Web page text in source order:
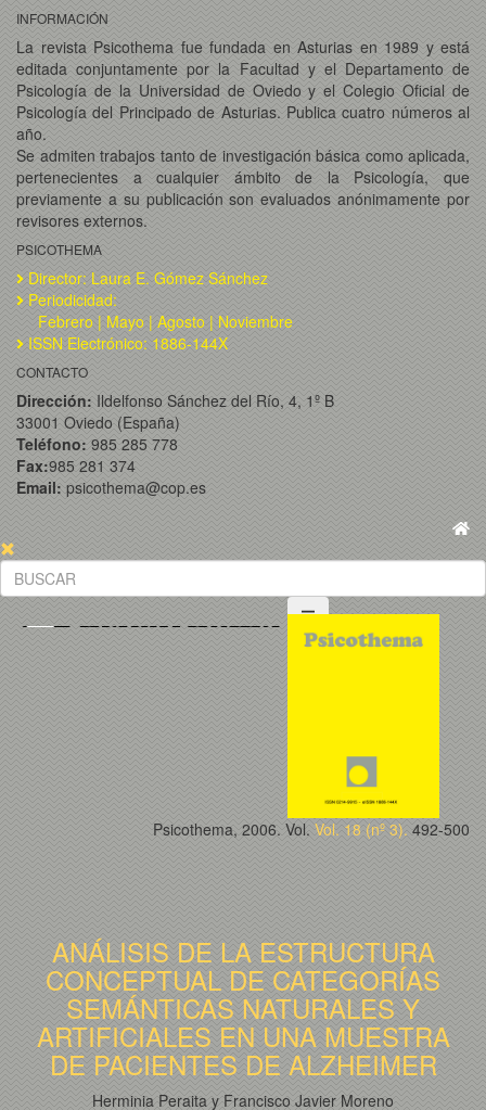
INFORMACIÓN
La revista Psicothema fue fundada en Asturias en 1989 y está
editada conjuntamente por la Facultad y el Departamento de
Psicología de la Universidad de Oviedo y el Colegio Oficial de
Psicología del Principado de Asturias. Publica cuatro números al
año.
Se admiten trabajos tanto de investigación básica como aplicada,
pertenecientes a cualquier ámbito de la Psicología, que
previamente a su publicación son evaluados anónimamente por
revisores externos.
PSICOTHEMA
Director: Laura E. Gómez Sánchez
Periodicidad:
Febrero | Mayo | Agosto | Noviembre
ISSN Electrónico: 1886-144X
CONTACTO
Dirección: Ildelfonso Sánchez del Río, 4, 1º B
33001 Oviedo (España)
Teléfono: 985 285 778
Fax:985 281 374
Email: psicothema@cop.es
Psicothema, 2006. Vol. Vol. 18 (nº 3). 492-500
ANÁLISIS DE LA ESTRUCTURA
CONCEPTUAL DE CATEGORÍAS
SEMÁNTICAS NATURALES Y
ARTIFICIALES EN UNA MUESTRA
DE PACIENTES DE ALZHEIMER
Herminia Peraita y Francisco Javier Moreno